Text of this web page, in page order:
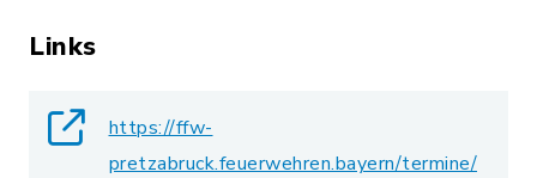
Links
https://ffw-
pretzabruck.feuerwehren.bayern/termine/